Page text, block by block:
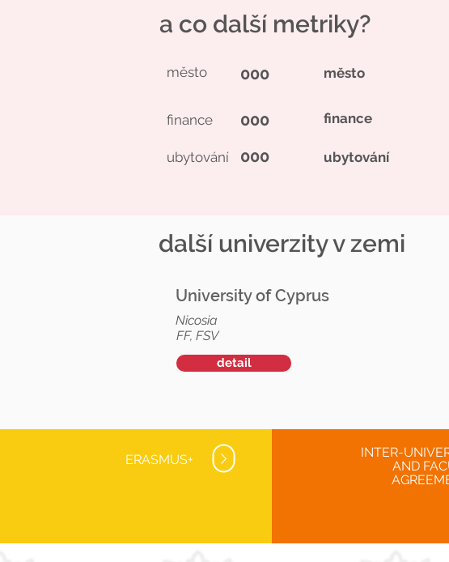
000 město
město
finance 000 finance
ubytování 000 ubytování
a co další metriky?
další univerzity v zemi
University of Cyprus
Nicosia
FF, FSV
detail
ERASMUS+
INTER-
AND